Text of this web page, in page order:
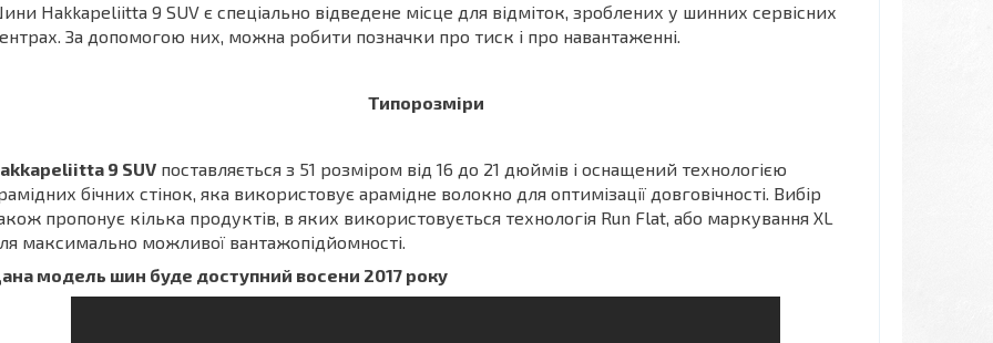
Hakkapeliitta 9 SUV є спеціально відведене місце для відміток, зроблених у шинних сервісних
За допомогою них, можна робити позначки про тиск і про навантаженні.
Типорозміри
9 SUV поставляється з 51 розміром від 16 до 21 дюймів і оснащений технологією
бічних стінок, яка використовує арамідне волокно для оптимізації довговічності. Вибір
пропонує кілька продуктів, в яких використовується технологія Run Flat, або маркування XL
максимально можливої вантажопідйомності.
модель шин буде доступний восени 2017 року